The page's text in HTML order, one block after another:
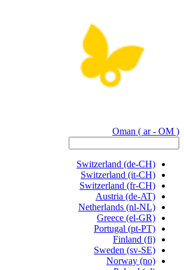
Oman ( ar - OM )
Switzerland (de-CH)
Switzerland (it-CH)
Switzerland (fr-CH)
Austria (de-AT)
Netherlands (nl-NL)
Greece (el-GR)
Portugal (pt-PT)
Finland (fi)
Sweden (sv-SE)
Norway (no)